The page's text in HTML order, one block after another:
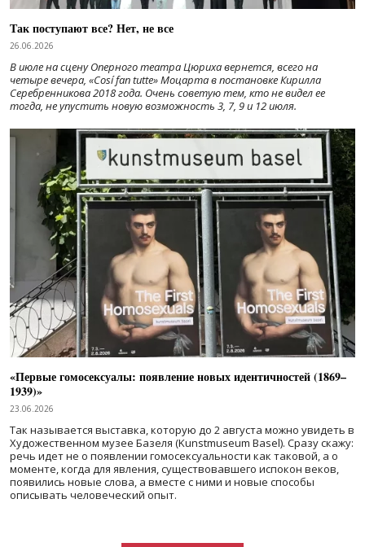
Так поступают все? Нет, не все
26.06.2026
В июле на сцену Оперного театра Цюриха вернется, всего на
четыре вечера, «Cosí fan tutte» Моцарта в постановке Кирилла
Серебренникова 2018 года. Очень советую тем, кто не видел ее
тогда, не упустить новую возможность 3, 7, 9 и 12 июля.
«Первые гомосексуалы: появление новых идентичностей (1869–
1939)»
23.06.2026
Так называется выставка, которую до 2 августа можно увидеть в
Художественном музее Базеля (Kunstmuseum Basel). Сразу скажу:
речь идет не о появлении гомосексуальности как таковой, а о
моменте, когда для явления, существовавшего испокон веков,
появились новые слова, а вместе с ними и новые способы
описывать человеческий опыт.